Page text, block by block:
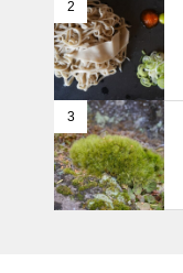
2
3